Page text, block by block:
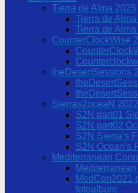
Tierra de Alma 2025
Tierra de
Tierra de
CounterClockWise
theDesertSessions
Sierras2oceaN 2022
S2N part01
S2N part02
S2N Sierra’s
S2N Ocean’s
Mediterranean
MedCon2021
fotoalbum